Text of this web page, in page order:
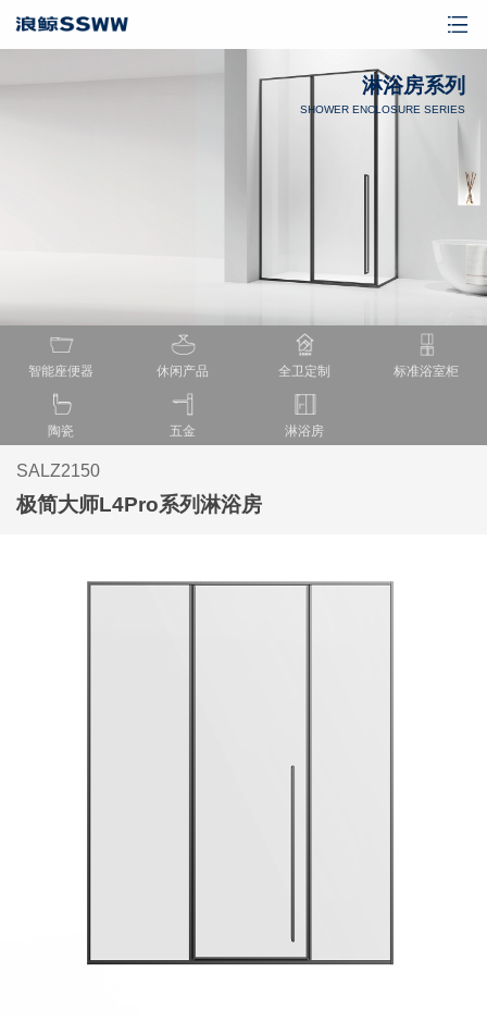
淋浴房系列
SHOWER ENCLOSURE SERIES
智能座便器 休闲产品 全卫定制 标准浴室柜
陶瓷 五金 淋浴房
SALZ2150
极简大师L4Pro系列淋浴房